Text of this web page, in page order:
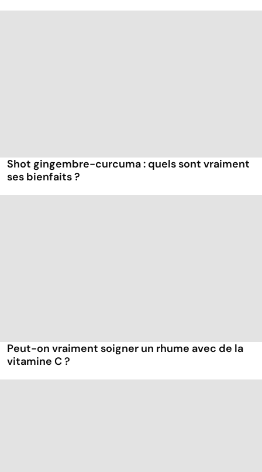
Shot gingembre-curcuma : quels sont vraiment
ses bienfaits ?
Peut-on vraiment soigner un rhume avec de la
vitamine C ?